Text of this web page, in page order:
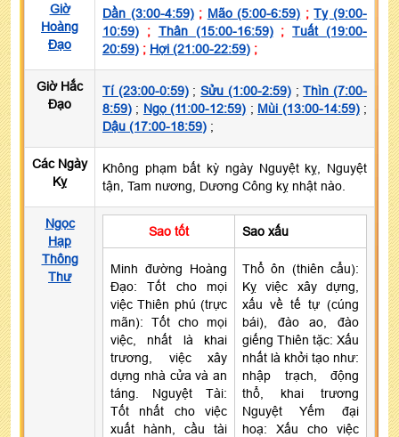
Giờ
Hoàng
Đạo
Dần (3:00-4:59); Mão (5:00-6:59) ;Tỵ (9:00-
10:59) ; Thân (15:00-16:59);Tuất (19:00-
20:59) ; Hợi (21:00-22:59) ;
Giờ Hắc
Đạo
Tí (23:00-0:59);Sửu (1:00-2:59);Thìn (7:00-
8:59) ; Ngọ (11:00-12:59) ; Mùi (13:00-14:59);
Dậu (17:00-18:59) ;
Các Ngày
Kỵ
Không phạm bất kỳ ngày Nguyệt kỵ, Nguyệt
tận, Tam nương, Dương Công kỵ nhật nào.
Ngọc
Hạp
Thông
Thư
Sao tốt Sao xấu
Minh đường Hoàng
Đạo: Tốt cho mọi
việc Thiên phú (trực
mãn): Tốt cho mọi
việc, nhất là khai
trương, việc xây
dựng nhà cửa và an
táng. Nguyệt Tài:
Tốt nhất cho việc
xuất hành, cầu tài
Thổ ôn (thiên cẩu):
Kỵ việc xây dựng,
xấu về tế tự (cúng
bái), đào ao, đào
giếng Thiên tặc: Xấu
nhất là khởi tạo như:
nhập trạch, động
thổ, khai trương
Nguyệt Yếm đại
hoạ: Xấu cho việc